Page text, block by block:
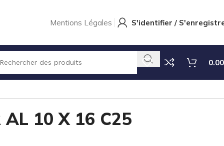
Mentions Légales S'identifier /
0.00
AL 10 X 16 C25